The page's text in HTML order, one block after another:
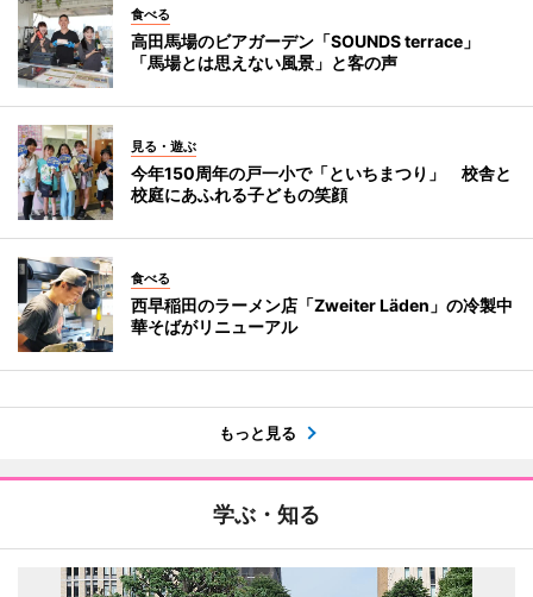
食べる
高田馬場のビアガーデン「SOUNDS terrace」
「馬場とは思えない風景」と客の声
見る・遊ぶ
今年150周年の戸一小で「といちまつり」 校舎と
校庭にあふれる子どもの笑顔
食べる
西早稲田のラーメン店「Zweiter Läden」の冷製中
華そばがリニューアル
もっと見る
学ぶ・知る